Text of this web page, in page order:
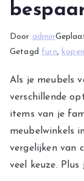
Door admin
Getagd furn, kopen
Als je meubels
verschillende
items van je
meubelwinkels
vergelijken van
veel keuze.